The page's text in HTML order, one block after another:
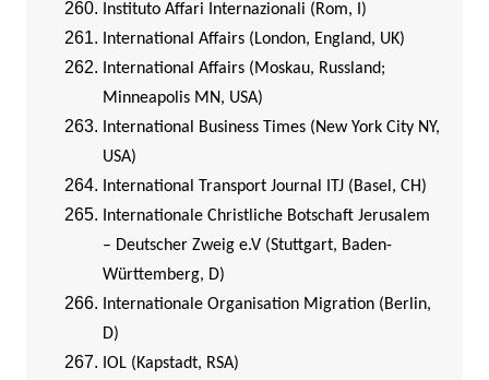
Instituto Affari Internazionali (Rom, I)
International Affairs (London, England, UK)
International Affairs (Moskau, Russland;
Minneapolis MN, USA)
International Business Times (New York City NY,
USA)
International Transport Journal ITJ (Basel, CH)
Internationale Christliche Botschaft Jerusalem
– Deutscher Zweig e.V (Stuttgart, Baden-
Württemberg, D)
Internationale Organisation Migration (Berlin,
D)
IOL (Kapstadt, RSA)